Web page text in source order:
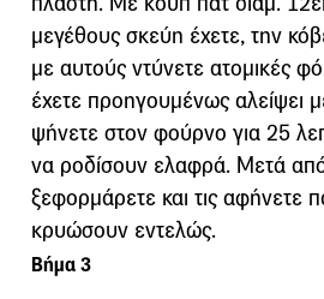
μεγέθους σκεύη έχετε, την
με αυτούς ντύνετε ατομικές
έχετε προηγουμένως αλείψει
ψήνετε στον φούρνο για 25
να ροδίσουν ελαφρά. Μετά από
ξεφορμάρετε και τις αφήνετε
κρυώσουν εντελώς.
Βήμα 3